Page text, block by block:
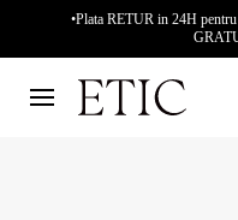
•Plata RETUR in 24H